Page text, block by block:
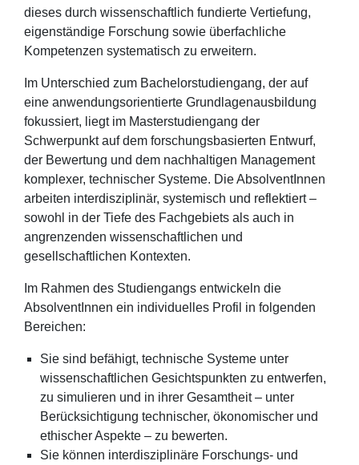
dieses durch wissenschaftlich fundierte Vertiefung,
eigenständige Forschung sowie überfachliche
Kompetenzen systematisch zu erweitern.
Im Unterschied zum Bachelorstudiengang, der auf
eine anwendungsorientierte Grundlagenausbildung
fokussiert, liegt im Masterstudiengang der
Schwerpunkt auf dem forschungsbasierten Entwurf,
der Bewertung und dem nachhaltigen Management
komplexer, technischer Systeme. Die AbsolventInnen
arbeiten interdisziplinär, systemisch und reflektiert –
sowohl in der Tiefe des Fachgebiets als auch in
angrenzenden wissenschaftlichen und
gesellschaftlichen Kontexten.
Im Rahmen des Studiengangs entwickeln die
AbsolventInnen ein individuelles Profil in folgenden
Bereichen:
Sie sind befähigt, technische Systeme unter
wissenschaftlichen Gesichtspunkten zu entwerfen,
zu simulieren und in ihrer Gesamtheit – unter
Berücksichtigung technischer, ökonomischer und
ethischer Aspekte – zu bewerten.
Sie können interdisziplinäre Forschungs- und